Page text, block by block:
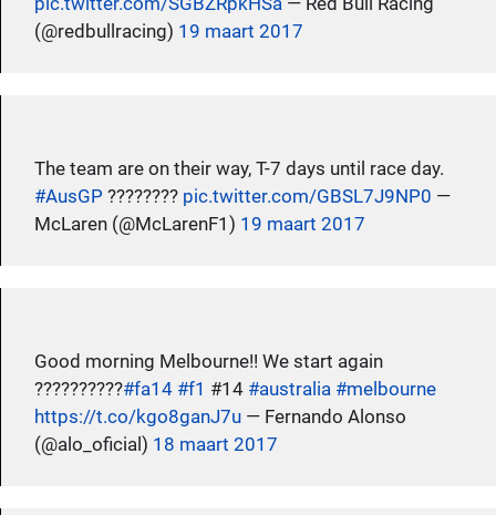
(@redbullracing) 19 maart 2017
The team are on their way, T-7 days until race day.
#AusGP ???????? pic.twitter.com/GBSL7J9NP0 —
McLaren (@McLarenF1) 19 maart 2017
Good morning Melbourne!! We start again
??????????#fa14 #f1 #14 #australia #melbourne
https://t.co/kgo8ganJ7u — Fernando Alonso
(@alo_oficial) 18 maart 2017